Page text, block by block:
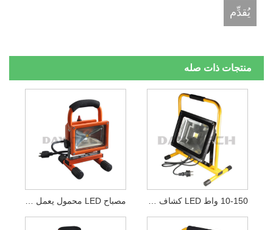
منتجات ذات صله
مصباح LED محمول يعمل بسلك تيار متردد 10-150 واط LED كشاف ضوء العمل